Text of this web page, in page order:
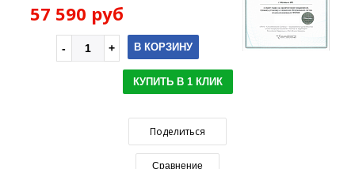
57 590 руб
В КОРЗИНУ
КУПИТЬ В 1 КЛИК
Поделиться
Сравнение